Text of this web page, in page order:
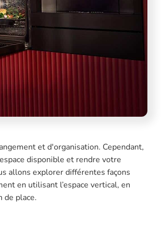
et d'organisation. Cependant,
disponible et rendre votre
allons explorer différentes façons
en utilisant l’espace vertical, en
de place.